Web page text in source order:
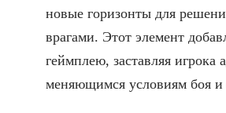
новые горизонты для
врагами. Этот элемент
геймплею, заставляя игрока
меняющимся условиям боя и